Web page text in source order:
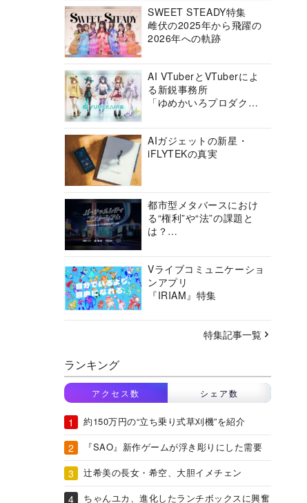
SWEET STEADY特集
雌伏の2025年から飛躍の
2026年への軌跡
AI VTuberとVTuberによ
る新鋭事務所
「ゆめかいろプロダクシ
AIガジェットの新星・
iFLYTEKの真実
都市型メタバースにおけ
る“権利”や“法”の課題と
は？
ーシアムの挑戦に迫る
Vライブコミュニケーショ
ンアプリ
『IRIAM』特集
特集記事一覧
ランキング
アクセス数 シェア数
約150万円の“立ち乗り式草刈機”を紹介
『SAO』新作ゲームが浮き彫りにした需要
辻希美の長女・希空、大胆イメチェン
ちゃんユカ、進化したランチボックスに興奮